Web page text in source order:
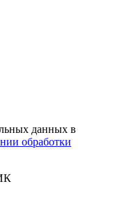
данных в
обработки